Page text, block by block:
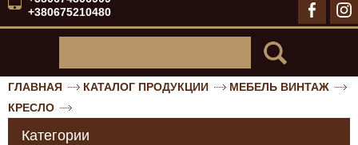
+380675210480
ГЛАВНАЯ КАТАЛОГ ПРОДУКЦИИ
МЕБЕЛЬ ВИНТАЖ
КРЕСЛО
Категории